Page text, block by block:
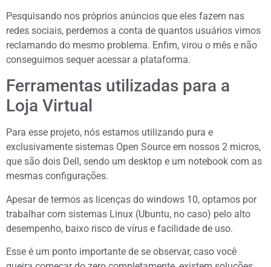
Pesquisando nos próprios anúncios que eles fazem nas
redes sociais, perdemos a conta de quantos usuários vimos
reclamando do mesmo problema. Enfim, virou o mês e não
conseguimos sequer acessar a plataforma.
Ferramentas utilizadas para a
Loja Virtual
Para esse projeto, nós estamos utilizando pura e
exclusivamente sistemas Open Source em nossos 2 micros,
que são dois Dell, sendo um desktop e um notebook com as
mesmas configurações.
Apesar de termos as licenças do windows 10, optamos por
trabalhar com sistemas Linux (Ubuntu, no caso) pelo alto
desempenho, baixo risco de vírus e facilidade de uso.
Esse é um ponto importante de se observar, caso você